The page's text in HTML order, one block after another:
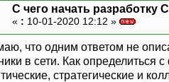
С чего начать разработку
« : 10-01-2020 12:12 »
что одним ответом не
в сети. Как
стратегические и